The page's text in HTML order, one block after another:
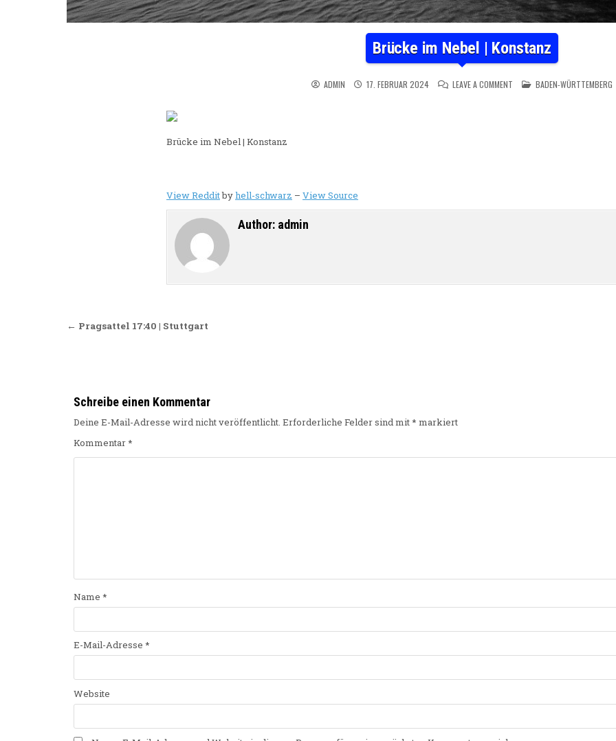
Brücke im Nebel | Konstanz
ADMIN 17. FEBRUAR 2024 LEAVE A COMMENT ON BRÜCKE IM NEBEL |
POSTED IN
BADEN-WÜRTTEMBERG
Brücke im Nebel | Konstanz
View Redditbyhell-schwarz – View Source
Author: admin
Beitragsnavigation
← Pragsattel 17:40 | Stuttgart
Schreibe einen Kommentar
Deine E-Mail-Adresse wird nicht veröffentlicht. Erforderliche Felder sind mit* markiert
Kommentar*
Name *
E-Mail-Adresse *
Website